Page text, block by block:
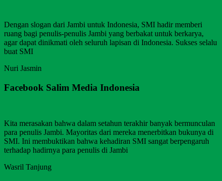
Dengan slogan dari Jambi untuk Indonesia, SMI hadir memberi
ruang bagi penulis-penulis Jambi yang berbakat untuk berkarya,
agar dapat dinikmati oleh seluruh lapisan di Indonesia. Sukses selalu
buat SMI
Nuri Jasmin
Facebook Salim Media Indonesia
Kita merasakan bahwa dalam setahun terakhir banyak bermunculan
para penulis Jambi. Mayoritas dari mereka menerbitkan bukunya di
SMI. Ini membuktikan bahwa kehadiran SMI sangat berpengaruh
terhadap hadirnya para penulis di Jambi
Wasril Tanjung